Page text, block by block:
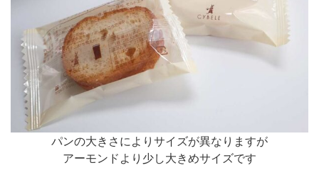
パンの大きさによりサイズが異なりますが
アーモンドより少し大きめサイズです